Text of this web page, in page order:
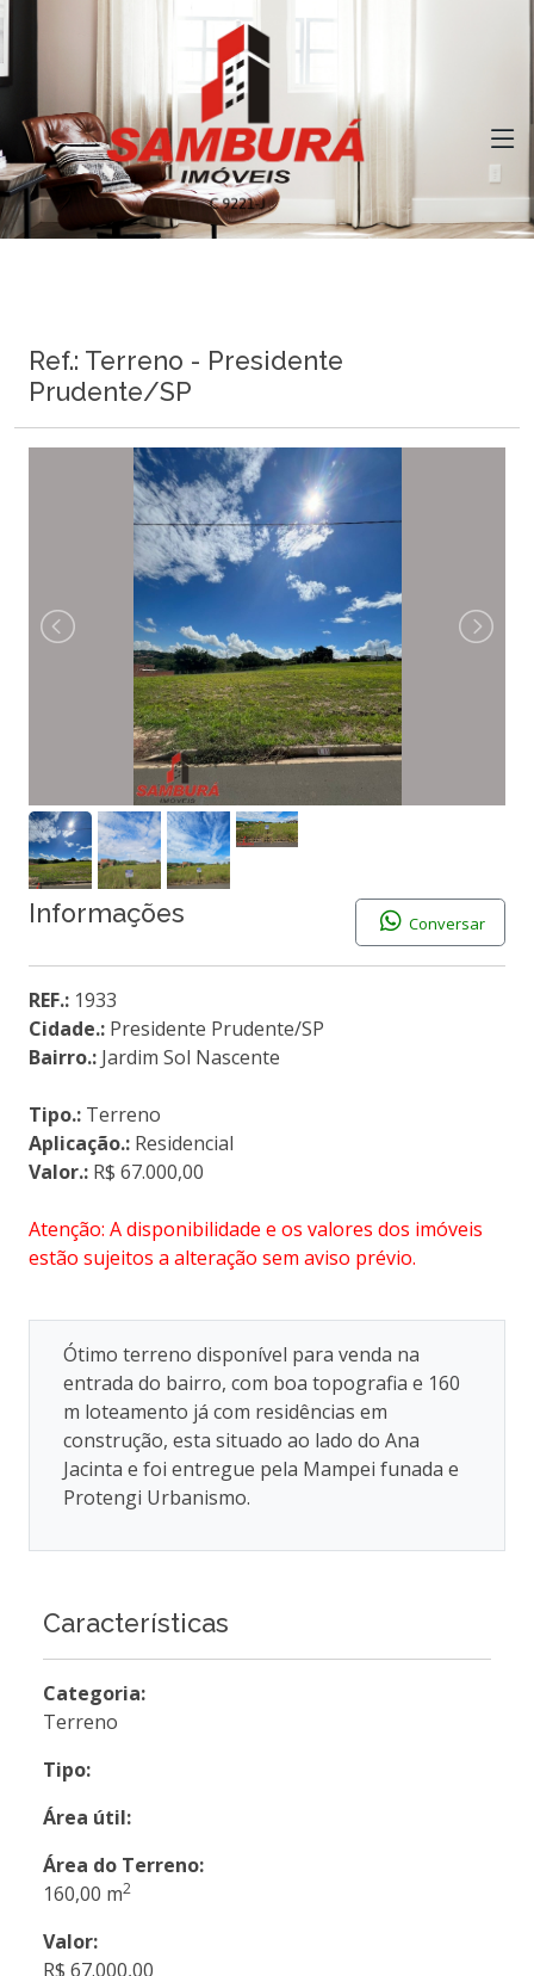
Ref.: Terreno - Presidente
Prudente/SP
Informações Conversar
REF.: 1933
Cidade.: Presidente Prudente/SP
Bairro.: Jardim Sol Nascente
Tipo.: Terreno
Aplicação.: Residencial
Valor.: R$ 67.000,00
Atenção: A disponibilidade e os valores dos imóveis
estão sujeitos a alteração sem aviso prévio.
Ótimo terreno disponível para venda na
entrada do bairro, com boa topografia e 160
m loteamento já com residências em
construção, esta situado ao lado do Ana
Jacinta e foi entregue pela Mampei funada e
Protengi Urbanismo.
Características
Categoria:
Terreno
Tipo:
Área útil:
Área do Terreno:
160,00 m2
Valor:
R$ 67.000,00